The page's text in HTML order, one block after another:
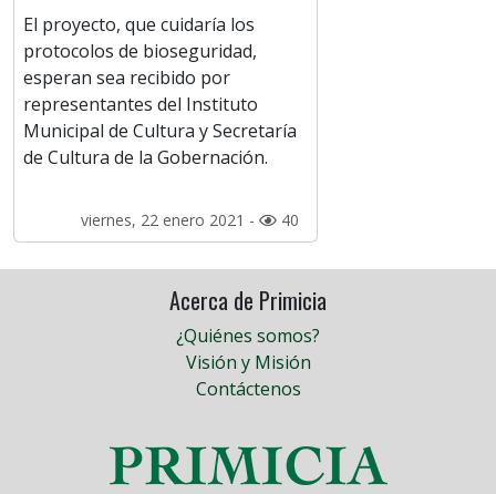
El proyecto, que cuidaría los
protocolos de bioseguridad,
esperan sea recibido por
representantes del Instituto
Municipal de Cultura y Secretaría
de Cultura de la Gobernación.
viernes, 22 enero 2021 - 40
Acerca de Primicia
¿Quiénes somos?
Visión y Misión
Contáctenos